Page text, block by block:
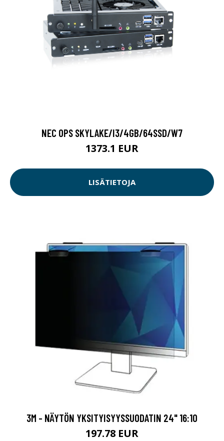
NEC OPS SKYLAKE/I3/4GB/64SSD/W7
1373.1 EUR
LISÄTIETOJA
3M - NÄYTÖN YKSITYISYYSSUODATIN 24" 16:10
197.78 EUR